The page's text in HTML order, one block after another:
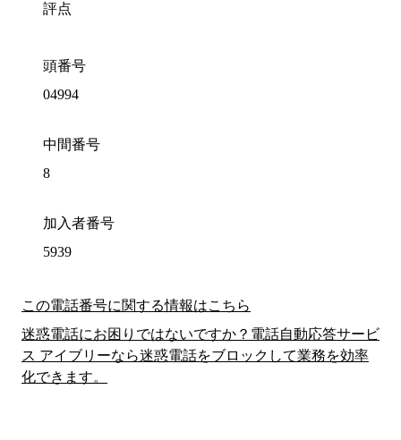
評点
頭番号
04994
中間番号
8
加入者番号
5939
この電話番号に関する情報はこちら
迷惑電話にお困りではないですか？電話自動応答サービ
ス アイブリーなら迷惑電話をブロックして業務を効率
化できます。